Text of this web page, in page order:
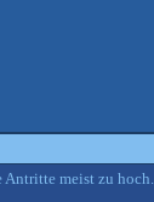
Antritte meist zu hoch.